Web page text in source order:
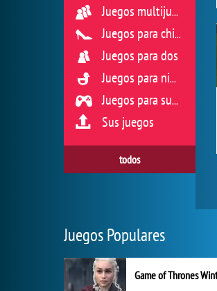
Juegos multijugador
Juegos para chicas
Juegos para dos
Juegos para niños
Juegos para sus reflejos
Sus juegos
todos
Juegos Populares